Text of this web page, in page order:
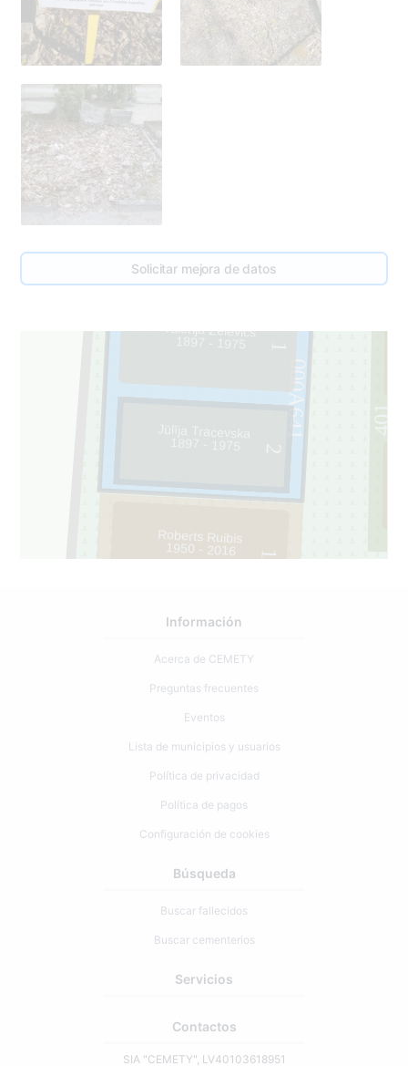
Solicitar mejora de datos
000A641 401
1
Valerija Želēvičs
Roberts Ruibis
1950 - 2016
Información
Acerca de CEMETY
Preguntas frecuentes
Eventos
Lista de municipios y usuarios
Política de privacidad
Política de pagos
Configuración de cookies
Búsqueda
Buscar fallecidos
Buscar cementerios
Servicios
Contactos
SIA "CEMETY", LV40103618951